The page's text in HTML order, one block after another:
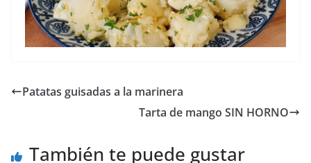
Patatas guisadas a la marinera
Tarta de mango SIN HORNO
También te puede gustar